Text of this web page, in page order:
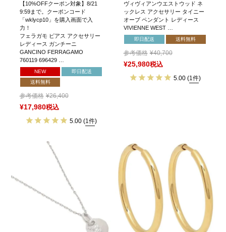
【10%OFFクーポン対象】8/21
9:59まで。クーポンコード
「wklycp10」を購入画面で入
力！
フェラガモ ピアス アクセサリー
レディース ガンチーニ
GANCINO FERRAGAMO
760119 696429 …
NEW
即日配送
送料無料
参考価格 ¥26,400
¥17,980税込
5.00 (1件)
ヴィヴィアンウエストウッド ネ
ックレス アクセサリー タイニー
オーブ ペンダント レディース
VIVIENNE WEST …
即日配送 送料無料
参考価格 ¥40,700
¥25,980税込
5.00 (1件)